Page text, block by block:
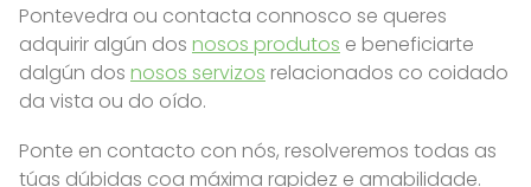
Pontevedra ou contacta connosco se queres
adquirir algún dos nosos produtos e beneficiarte
dalgún dos nosos servizos relacionados co coidado
da vista ou do oído.
Ponte en contacto con nós, resolveremos todas as
túas dúbidas coa máxima rapidez e amabilidade.